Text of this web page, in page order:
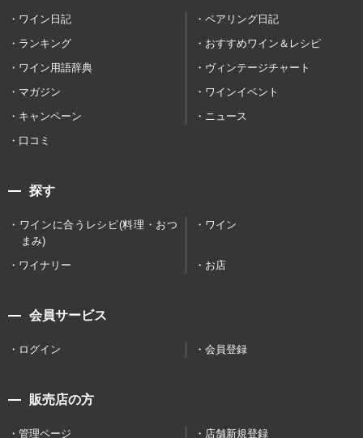
ワイン日記
ペアリング日記
ランキング
おすすめワイン＆レシピ
ワイン用語辞典
ヴィンテージチャート
マガジン
ワインイベント
キャンペーン
ニュース
口コミ
探す
ワインに合うレシピ(料理・おつ
まみ)
ワイン
ワイナリー お店
会員サービス
ログイン 会員登録
販売店の方
管理ページ 店舗新規登録